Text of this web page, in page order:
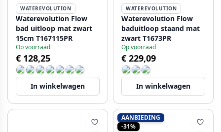
WATEREVOLUTION
Waterevolution Flow
bad uitloop mat zwart
15cm T167115PR
Op voorraad
€ 128,25
In winkelwagen
WATEREVOLUTION
Waterevolution Flow
baduitloop staand mat
zwart T1673PR
Op voorraad
€ 229,09
In winkelwagen
AANBIEDING
-31%